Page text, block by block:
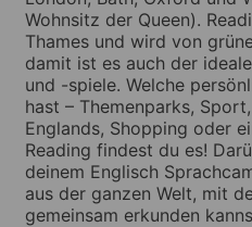
Wohnsitz der Queen).
Thames und wird von
damit ist es auch der
und -spiele. Welche
hast – Themenparks,
Englands, Shopping oder
Reading findest du es!
deinem Englisch
aus der ganzen Welt, mit
gemeinsam erkunden